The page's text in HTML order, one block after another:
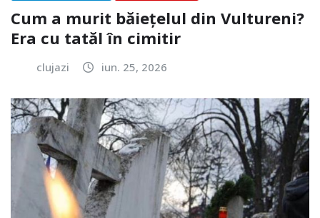
Cum a murit băiețelul din Vultureni?
Era cu tatăl în cimitir
clujazi iun. 25, 2026